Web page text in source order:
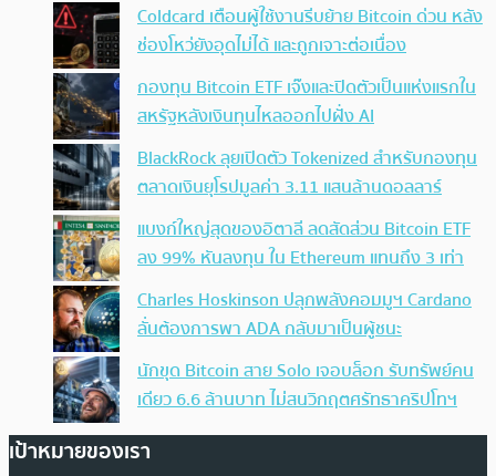
Coldcard เตือนผู้ใช้งานรีบย้าย Bitcoin ด่วน หลัง
ช่องโหว่ยังอุดไม่ได้ และถูกเจาะต่อเนื่อง
กองทุน Bitcoin ETF เจ๊งและปิดตัวเป็นแห่งแรกใน
สหรัฐหลังเงินทุนไหลออกไปฝั่ง AI
BlackRock ลุยเปิดตัว Tokenized สำหรับกองทุน
ตลาดเงินยุโรปมูลค่า 3.11 แสนล้านดอลลาร์
แบงก์ใหญ่สุดของอิตาลี ลดสัดส่วน Bitcoin ETF
ลง 99% หันลงทุน ใน Ethereum แทนถึง 3 เท่า
Charles Hoskinson ปลุกพลังคอมมูฯ Cardano
ลั่นต้องการพา ADA กลับมาเป็นผู้ชนะ
นักขุด Bitcoin สาย Solo เจอบล็อก รับทรัพย์คน
เดียว 6.6 ล้านบาท ไม่สนวิกฤตศรัทธาคริปโทฯ
เป้าหมายของเรา